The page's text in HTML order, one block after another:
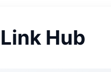
Hub